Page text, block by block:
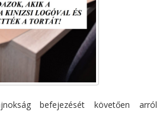
befejezését követően arról